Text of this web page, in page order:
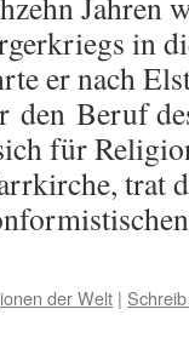
in
er nach
den Beruf
für
trat
der Welt |